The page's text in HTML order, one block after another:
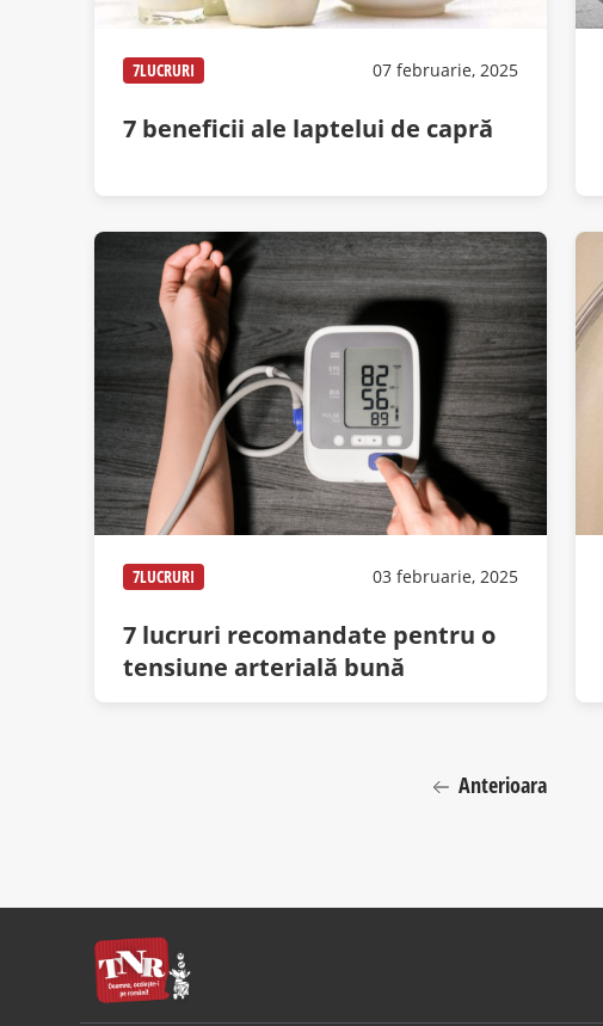
7LUCRURI 07 februarie, 2025
7 beneficii ale laptelui de capră
7LUCRURI 03 februarie, 2025
7 lucruri recomandate pentru o
tensiune arterială bună
Anterioara